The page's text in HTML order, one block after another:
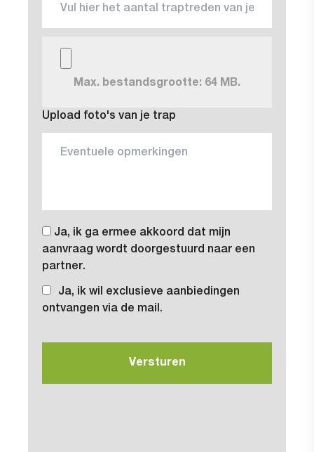
Max. bestandsgrootte: 64 MB.
Upload foto's van je trap
Ja, ik ga ermee akkoord dat mijn
aanvraag wordt doorgestuurd naar een
partner.
Ja, ik wil exclusieve aanbiedingen
ontvangen via de mail.